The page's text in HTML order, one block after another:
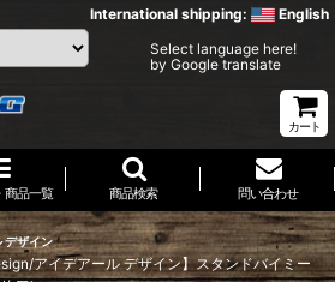
International shipping: English
Select language here!
by Google translate
カート
商品一覧 商品検索 問い合わせ
デザイン
アイデアール デザイン】スタンドバイミー